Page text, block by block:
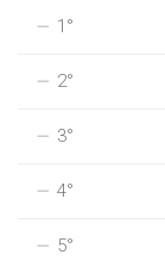
1°
2°
3°
4°
5°